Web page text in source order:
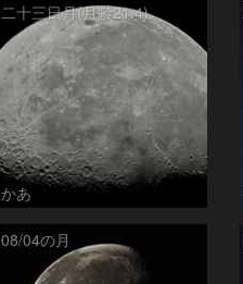
二十三日月(月齢21.4)
かあ
08/04の月